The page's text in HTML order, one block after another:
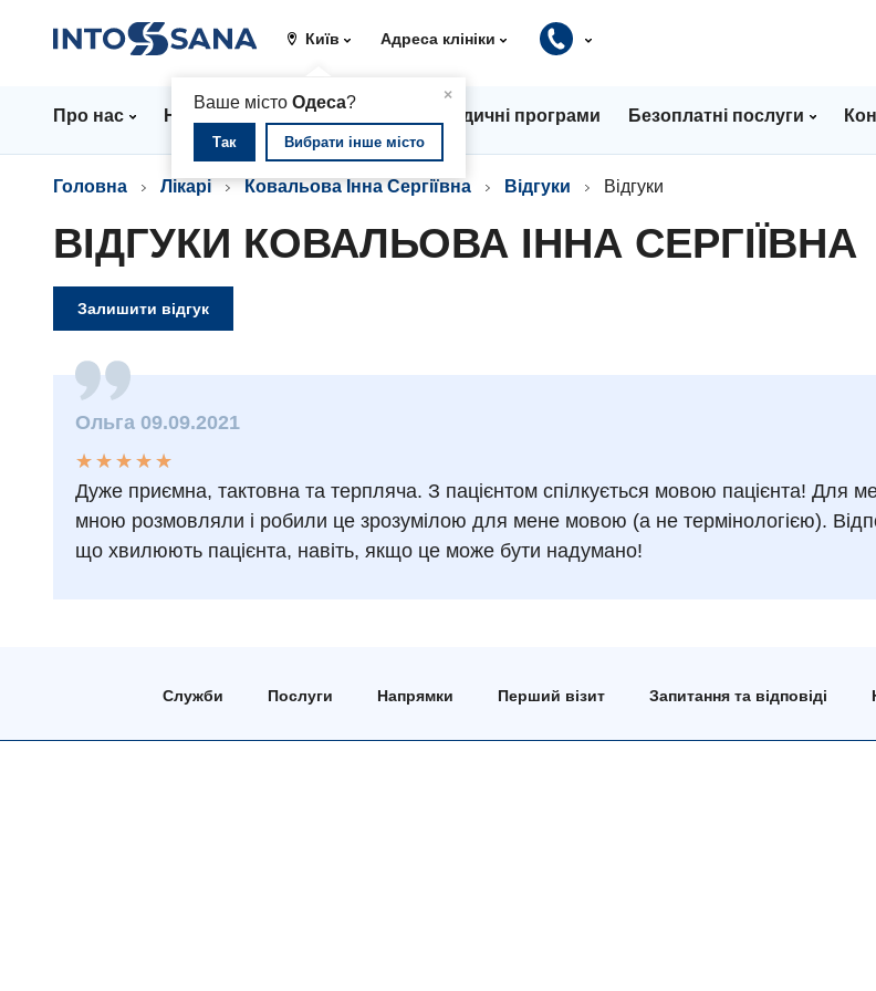
Київ
×
Ваше місто Одеса?
Так Вибрати інше місто
Адреса клініки
Про нас Напрямки Ціни Медичні програми Безоплатні послуги
Головна Лікарі Ковальова Інна Сергіївна Відгуки Відгуки
ВІДГУКИ КОВАЛЬОВА ІННА СЕРГІЇВНА
Залишити відгук
Ольга 09.09.2021
★
★
★
★
★
★ ★ ★ ★ ★
Дуже приємна, тактовна та терпляча. З пацієнтом спілкується мовою пацієнта! Для
мною розмовляли і робили це зрозумілою для мене мовою (а не термінологією).
що хвилюють пацієнта, навіть, якщо це може бути надумано!
Служби Послуги Напрямки Перший візит Запитання та відповіді